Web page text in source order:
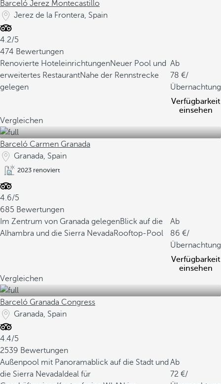
Barceló Jerez Montecastillo
Jerez de la Frontera, Spain
4.2/5
474 Bewertungen
Renovierte HoteleinrichtungenNeuer Pool und
erweitertes RestaurantNahe der Rennstrecke
gelegen
Ab
78
/
Übernachtung
Verfügbarkeit
einsehen
Vergleichen
Barceló Carmen Granada
Granada, Spain
2023 renoviert
4.6/5
685 Bewertungen
Im Zentrum von Granada gelegenBlick auf die
Alhambra und die Sierra NevadaRooftop-Pool
Ab
86
/
Übernachtung
Verfügbarkeit
einsehen
Vergleichen
Barceló Granada Congress
Granada, Spain
4.4/5
2539 Bewertungen
Außenpool mit Panoramablick auf die Stadt und
die Sierra Nevada Ideal für
Ab
72
/